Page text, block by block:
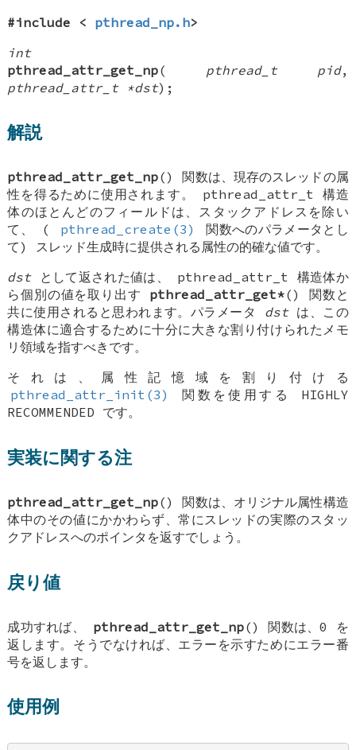
#include < pthread_np.h>
int
pthread_attr_get_np( pthread_t pid,
pthread_attr_t *dst);
解説
pthread_attr_get_np() 関数は、現存のスレッドの属
性を得るために使用されます。 pthread_attr_t 構造
体のほとんどのフィールドは、スタックアドレスを除い
て、 (
pthread_create(3)
関数へのパラメータとし
て) スレッド生成時に提供される属性の的確な値です。
dstとして返された値は、 pthread_attr_t 構造体か
ら個別の値を取り出す pthread_attr_get*() 関数と
共に使用されると思われます。パラメータ dstは、この
構造体に適合するために十分に大きな割り付けられたメモ
リ領域を指すべきです。
それは、属性記憶域を割り付ける
pthread_attr_init(3)
関数を使用する HIGHLY
RECOMMENDED です。
実装に関する注
pthread_attr_get_np() 関数は、オリジナル属性構造
体中のその値にかかわらず、常にスレッドの実際のスタッ
クアドレスへのポインタを返すでしょう。
戻り値
成功すれば、 pthread_attr_get_np() 関数は、0 を
返します。そうでなければ、エラーを示すためにエラー番
号を返します。
使用例